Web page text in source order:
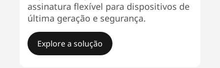
assinatura flexível para dispositivos de
última geração e segurança.
Explore a solução